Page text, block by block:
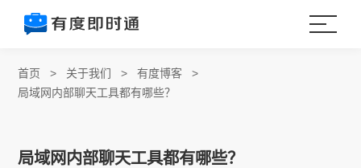
首页 > 关于我们 >有度博客 >
局域网内部聊天工具都有哪些？
局域网内部聊天工具都有哪些？